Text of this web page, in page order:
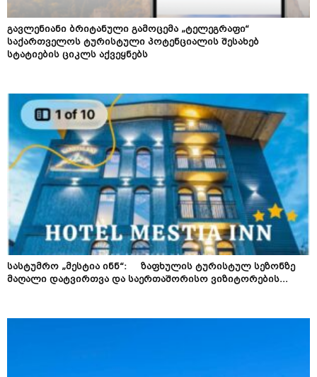
გავლენიანი ბრიტანული გამოცემა „ტელეგრაფი“
საქართველოს ტურისტული პოტენციალის შესახებ
სტატიების ციკლს აქვეყნებს
სასტუმრო „მესტია ინნ“: ზაფხულის ტურისტულ სეზონზე
მაღალი დატვირთვა და საერთაშორისო ვიზიტორების...